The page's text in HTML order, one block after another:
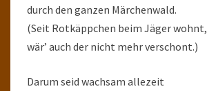
durch den ganzen Märchenwald.
(Seit Rotkäppchen beim Jäger wohnt,
wär’ auch der nicht mehr verschont.)
Darum seid wachsam allezeit